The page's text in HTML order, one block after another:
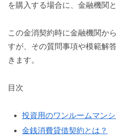
を購入する場合に、金融機関
この金消契約時に金融機関か
すが、その質問事項や模範解
きます。
目次
投資用のワンルームマン
金銭消費貸借契約とは？